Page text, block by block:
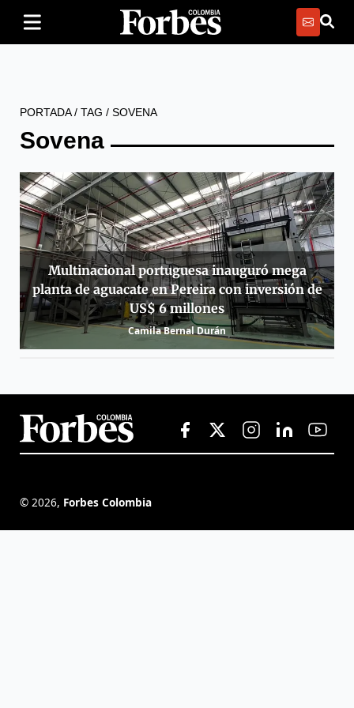
PORTADA/ TAG / SOVENA
Sovena
Multinacional portuguesa inauguró mega
planta de aguacate en Pereira con inversión de
US$ 6 millones
Camila Bernal Durán
© 2026, Forbes Colombia